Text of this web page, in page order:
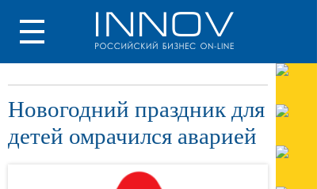
Новогодний праздник для
детей омрачился аварией